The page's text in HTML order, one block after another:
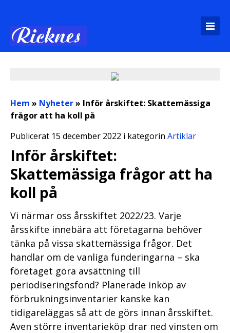
Hem » Nyheter» Inför årskiftet: Skattemässiga
frågor att ha koll på
Publicerat 15 december 2022 i kategorin Artiklar
Inför årskiftet:
Skattemässiga frågor att ha
koll på
Vi närmar oss årsskiftet 2022/23. Varje
årsskifte innebära att företagarna behöver
tänka på vissa skattemässiga frågor. Det
handlar om de vanliga funderingarna – ska
företaget göra avsättning till
periodiseringsfond? Planerade inköp av
förbrukningsinventarier kanske kan
tidigareläggas så att de görs innan årsskiftet.
Även större inventarieköp drar ned vinsten om